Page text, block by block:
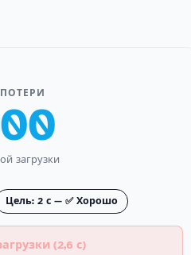
загрузки
Цель: 2 с — ✅ Хорошо
(2,6 с)